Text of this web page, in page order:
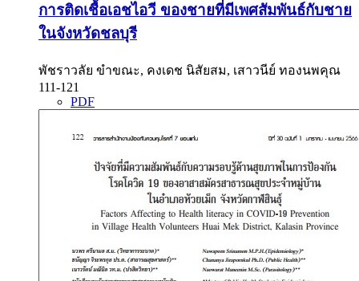
การติดเชื้อเอชไอวี ของชายที่มีเพศสัมพันธ์กับชาย
ในจังหวัดชลบุรี
พัชราวลัย ขำขณะ, คงเดช นิสัยสม, เสาวนีย์ ทองนพคุณ
111-121
PDF